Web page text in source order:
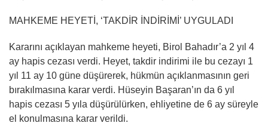
MAHKEME HEYETİ, ‘TAKDİR İNDİRİMİ’ UYGULADI
Kararını açıklayan mahkeme heyeti, Birol Bahadır’a 2 yıl 4
ay hapis cezası verdi. Heyet, takdir indirimi ile bu cezayı 1
yıl 11 ay 10 güne düşürerek, hükmün açıklanmasının geri
bırakılmasına karar verdi. Hüseyin Başaran’ın da 6 yıl
hapis cezası 5 yıla düşürülürken, ehliyetine de 6 ay süreyle
el konulmasına karar verildi.